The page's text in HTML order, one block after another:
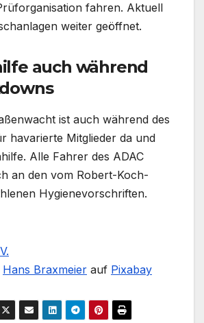
fahren. Aktuell
weiter geöffnet.
auch während
ist auch während des
havarierte Mitglieder da und
Alle Fahrer des ADAC
an den vom Robert-Koch-
Hygienevorschriften.
Hans Braxmeier auf Pixabay